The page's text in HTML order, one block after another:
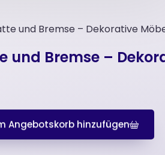
und Bremse – Dekorative
und Bremse –
Angebotskorb hinzufügen